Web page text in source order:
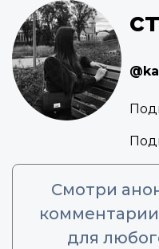
Смотри
для